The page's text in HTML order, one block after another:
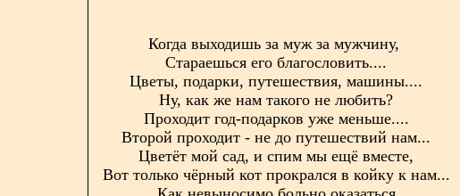
Когда выходишь за муж за мужчину,
Стараешься его благословить....
Цветы, подарки, путешествия, машины....
Ну, как же нам такого не любить?
Проходит год-подарков уже меньше....
Второй проходит - не до путешествий нам...
Цветёт мой сад, и спим мы ещё вместе,
Вот только чёрный кот прокрался в койку к нам...